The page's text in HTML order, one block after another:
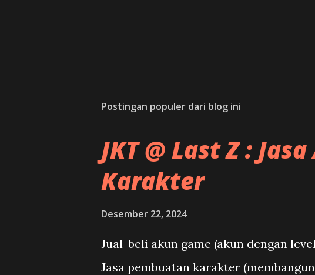
Postingan populer dari blog ini
JKT @ Last Z :
Karakter
Desember 22, 2024
Jual-beli akun game (akun dengan
Jasa pembuatan karakter